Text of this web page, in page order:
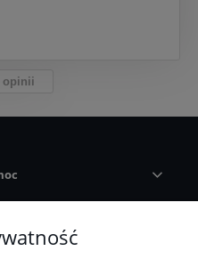
opinii
dostawa